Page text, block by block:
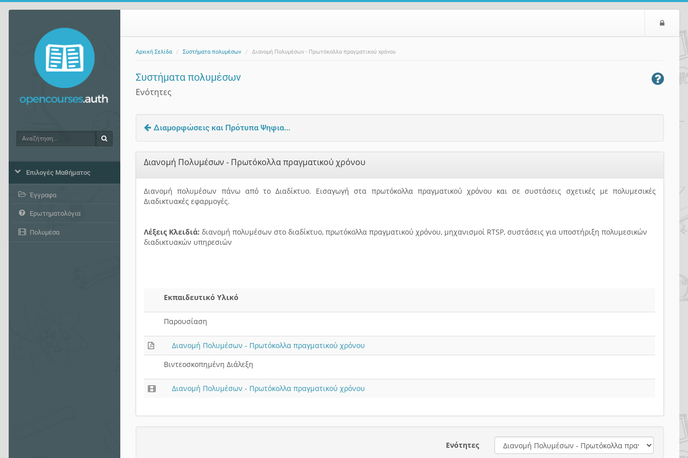
Αρχική Σελίδα Συστήματα πολυμέσων Διανομή Πολυμέσων - Πρωτόκολλα πραγματικού χρόνου
Συστήματα πολυμέσων
Ενότητες
Διαμορφώσεις και Πρότυπα Ψηφια...
Διανομή Πολυμέσων - Πρωτόκολλα πραγματικού χρόνου
Διανομή πολυμέσων πάνω από το Διαδίκτυο. Εισαγωγή στα πρωτόκολλα πραγματικού χρόνου και σε συστάσεις σχετικές με πολυμεσικές
Διαδικτυακές εφαρμογές.
Λέξεις Κλειδιά:διανομή πολυμέσων στο διαδίκτυο, πρωτόκολλα πραγματικού χρόνου, μηχανισμοί RTSP, συστάσεις για υποστήριξη πολυμεσικών
διαδικτυακών υπηρεσιών
Εκπαιδευτικό Υλικό
Παρουσίαση
Διανομή Πολυμέσων - Πρωτόκολλα πραγματικού χρόνου
Βιντεοσκοπημένη Διάλεξη
Διανομή Πολυμέσων - Πρωτόκολλα πραγματικού χρόνου
Ενότητες
Αναζήτηση
Επιλογές Μαθήματος
Έγγραφα
Ερωτηματολόγια
Πολυμέσα